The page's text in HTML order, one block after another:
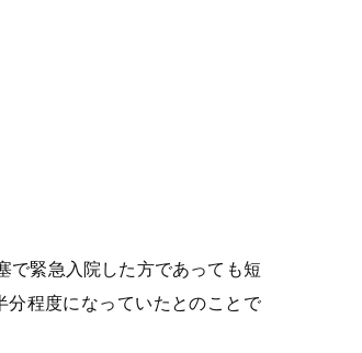
で緊急入院した方であっても短
程度になっていたとのことで